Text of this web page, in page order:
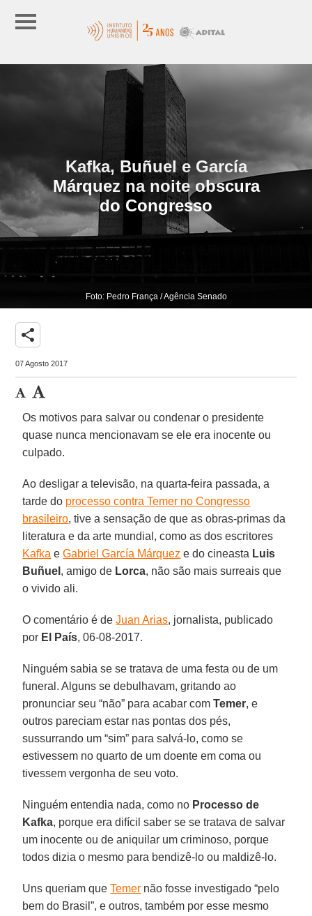
Kafka, Buñuel e García
Márquez na noite obscura
do Congresso
Foto: Pedro França / Agência Senado
share
07 Agosto 2017
Os motivos para salvar ou condenar o presidente
quase nunca mencionavam se ele era inocente ou
culpado.
Ao desligar a televisão, na quarta-feira passada, a
tarde do processo contra Temer no Congresso
brasileiro, tive a sensação de que as obras-primas da
literatura e da arte mundial, como as dos escritores
Kafka eGabriel García Márquez e do cineasta Luis
Buñuel , amigo de Lorca, não são mais surreais que
o vivido ali.
O comentário é deJuan Arias, jornalista, publicado
por El País, 06-08-2017.
Ninguém sabia se se tratava de uma festa ou de um
funeral. Alguns se debulhavam, gritando ao
pronunciar seu “não” para acabar comTemer, e
outros pareciam estar nas pontas dos pés,
sussurrando um “sim” para salvá-lo, como se
estivessem no quarto de um doente em coma ou
tivessem vergonha de seu voto.
Ninguém entendia nada, como no Processo de
Kafka, porque era difícil saber se se tratava de salvar
um inocente ou de aniquilar um criminoso, porque
todos dizia o mesmo para bendizê-lo ou maldizê-lo.
Uns queriam queTemer não fosse investigado “pelo
bem do Brasil”, e outros, também por esse mesmo